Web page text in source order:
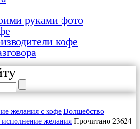
руками фото
кофе
Волшебство
желанияПрочитано 23624